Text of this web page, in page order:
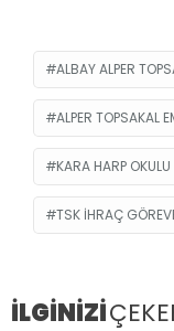
ALBAY ALPER
ALPER TOPSAKAL
KARA HARP
TSK IHRAÇ
İLGİNİZİ